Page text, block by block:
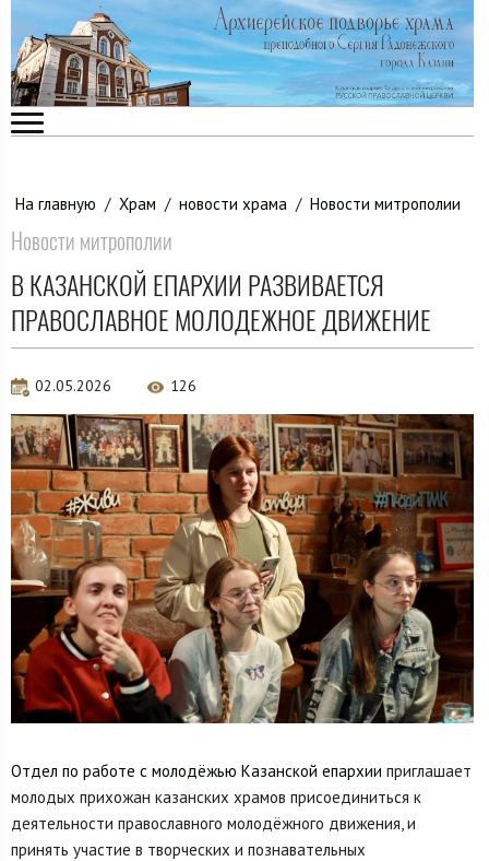
На главную / Храм / новости храма / Новости митрополии
Новости митрополии
В КАЗАНСКОЙ ЕПАРХИИ РАЗВИВАЕТСЯ
ПРАВОСЛАВНОЕ МОЛОДЕЖНОЕ ДВИЖЕНИЕ
02.05.2026 126
Отдел по работе с молодёжью Казанской епархии приглашает
молодых прихожан казанских храмов присоединиться к
деятельности православного молодёжного движения, и
принять участие в творческих и познавательных